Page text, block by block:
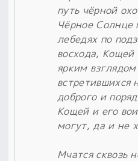
путь чёрной
Чёрное Солнце
лебедях по
восхода, Кощей
ярким
встретившихся
доброго и
Кощей и его
могут, да и не
Мчатся сквозь